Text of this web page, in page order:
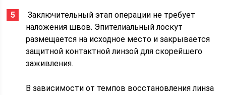
​ Заключительный этап операции не требует
наложения швов. Эпителиальный лоскут
размещается на исходное место и закрывается
защитной контактной линзой для скорейшего
заживления.
В зависимости от темпов восстановления линза